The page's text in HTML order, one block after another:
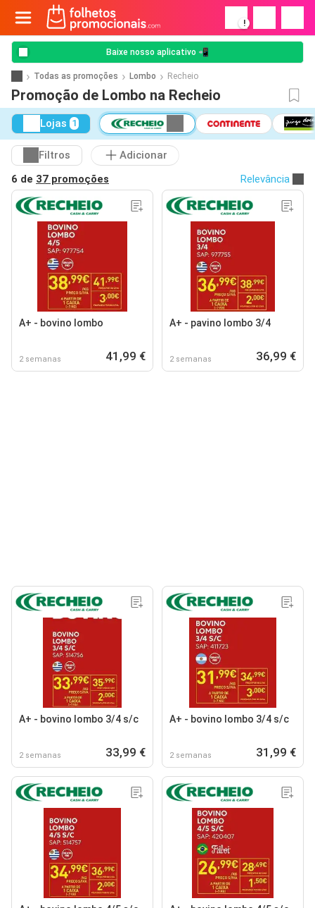
!
Baixe nosso aplicativo 📲
Todas as promoções Lombo Recheio
Promoção de Lombo na Recheio
Lojas 1
Filtros
Adicionar
6 de 37 promoções Relevância
A+ - bovino lombo
2 semanas 41,99 €
A+ - pavino lombo 3/4
2 semanas 36,99 €
A+ - bovino lombo 3/4 s/c
2 semanas 33,99 €
A+ - bovino lombo 3/4 s/c
2 semanas 31,99 €